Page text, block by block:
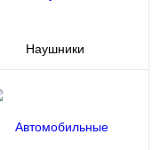
Наушники